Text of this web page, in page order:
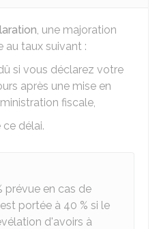
, une majoration
au taux suivant :
si vous déclarez votre
après une mise en
fiscale,
délai.
prévue en cas de
portée à 40 % si le
d'avoirs à